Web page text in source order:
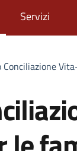
Servizi
Conciliazione